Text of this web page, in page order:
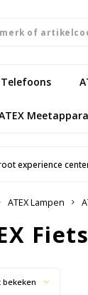
Telefoons
experience
ATEX Lampen
bekeken